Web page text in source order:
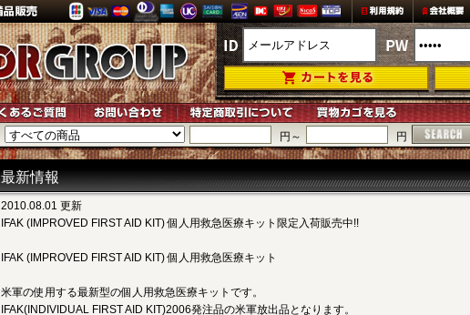
円～ 円
最新情報
2010.08.01 更新
IFAK (IMPROVED FIRST AID KIT) 個人用救急医療キット限定入荷販売中!!
IFAK (IMPROVED FIRST AID KIT) 個人用救急医療キット
米軍の使用する最新型の個人用救急医療キットです。
IFAK(INDIVIDUAL FIRST AID KIT)2006発注品の米軍放出品となります。